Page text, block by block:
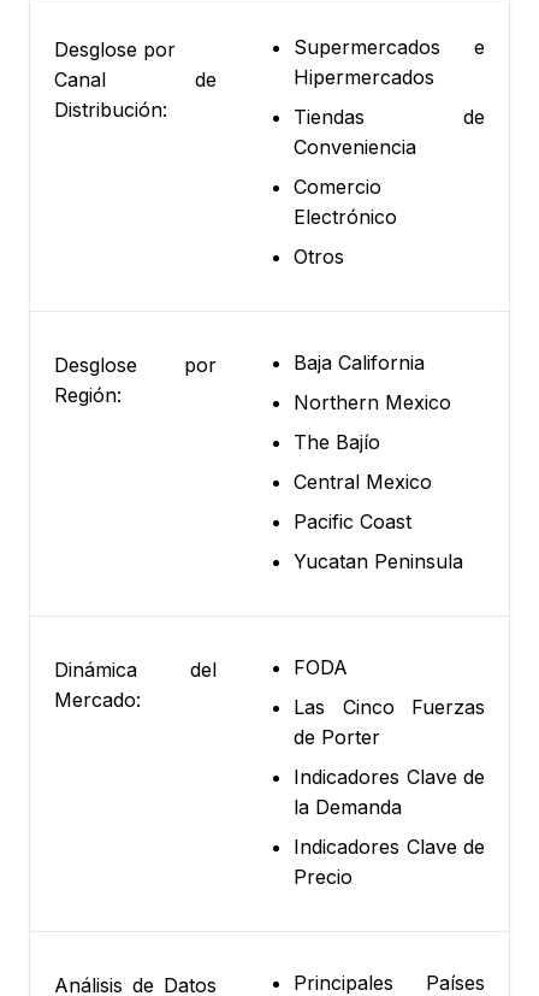
Desglose por
Canal de
Distribución:
Supermercados e
Hipermercados
Tiendas de
Conveniencia
Comercio
Electrónico
Otros
Desglose por
Región:
Baja California
Northern Mexico
The Bajío
Central Mexico
Pacific Coast
Yucatan Peninsula
Dinámica del
Mercado:
FODA
Las Cinco Fuerzas
de Porter
Indicadores Clave de
la Demanda
Indicadores Clave de
Precio
Análisis de Datos Principales Países